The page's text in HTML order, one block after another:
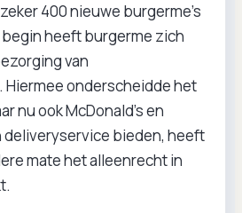
400 nieuwe burgerme’s
heeft burgerme zich
van
onderscheidde het
nu ook McDonald’s en
deliveryservice bieden, heeft
mate het alleenrecht in